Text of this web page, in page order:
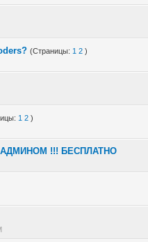
(Страницы: 1 2 )
1 2 )
!!! БЕСПЛАТНО